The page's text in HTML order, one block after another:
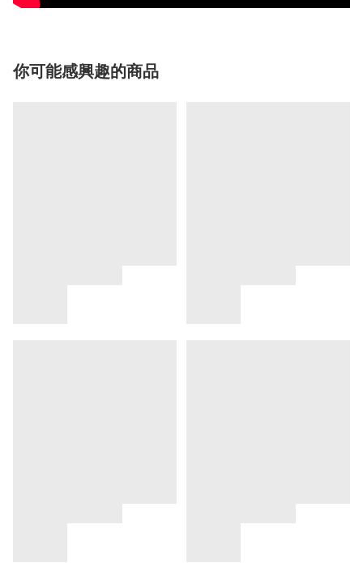
你可能感興趣的商品